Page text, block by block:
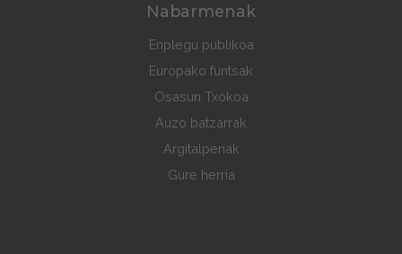
Nabarmenak
Enplegu publikoa
Europako funtsak
Osasun Txokoa
Auzo batzarrak
Argitalpenak
Gure herria